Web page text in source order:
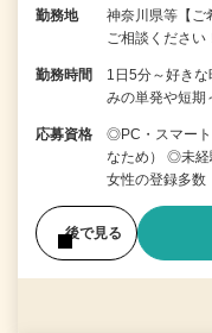
勤務地
神奈川県等【
ご相談ください
勤務時間
1日5分～好き
みの単発や短
応募資格
◎PC・スマー
なため） ◎未
女性の登録多
後で見る